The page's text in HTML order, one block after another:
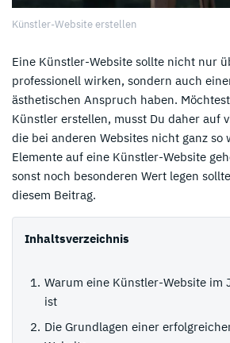
Künstler-Website erstellen
Eine Künstler-Website sollte nicht nur
professionell wirken, sondern auch
ästhetischen Anspruch haben.
Künstler erstellen, musst Du daher auf
die bei anderen Websites nicht ganz so
Elemente auf eine Künstler-Website
sonst noch besonderen Wert legen
diesem Beitrag.
Inhaltsverzeichnis
Warum eine Künstler-Website
ist
Die Grundlagen einer